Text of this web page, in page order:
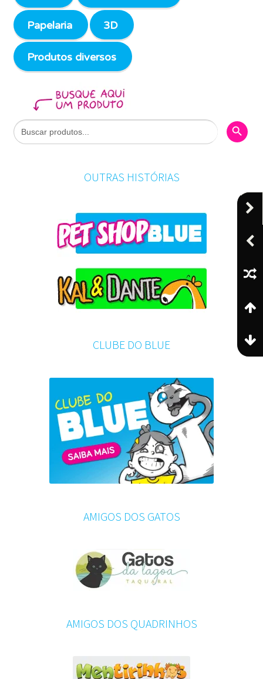
Papelaria 3D
Produtos diversos
Search
for:
Search
OUTRAS HISTÓRIAS
CLUBE DO BLUE
AMIGOS DOS GATOS
AMIGOS DOS QUADRINHOS